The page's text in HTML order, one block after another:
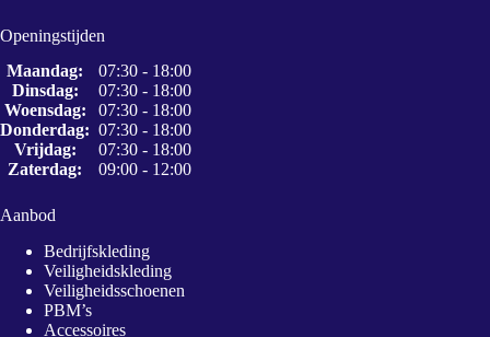
Openingstijden
Maandag:
07:30 - 18:00
Dinsdag:
07:30 - 18:00
Woensdag:
07:30 - 18:00
Donderdag: 07:30 - 18:00
Vrijdag:
07:30 - 18:00
Zaterdag:
09:00 - 12:00
Aanbod
Bedrijfskleding
Veiligheidskleding
Veiligheidsschoenen
PBM’s
Accessoires